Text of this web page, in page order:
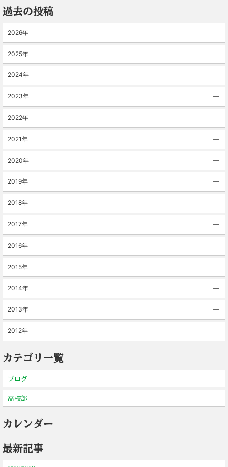
過去の投稿
2026年
2025年
2024年
2023年
2022年
2021年
2020年
2019年
2018年
2017年
2016年
2015年
2014年
2013年
2012年
カテゴリ一覧
ブログ
高校部
カレンダー
最新記事